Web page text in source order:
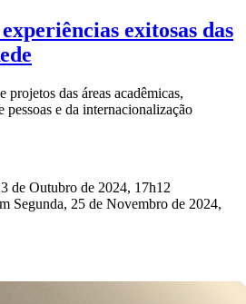
exitosas das
projetos das áreas acadêmicas,
pessoas e da internacionalização
de Outubro de 2024, 17h12
Segunda, 25 de Novembro de 2024,